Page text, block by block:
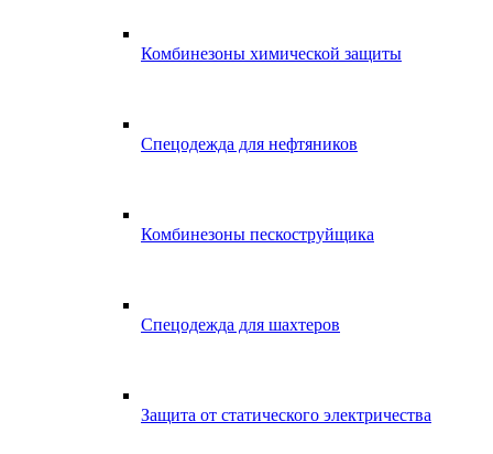
Комбинезоны химической защиты
Спецодежда для нефтяников
Комбинезоны пескоструйщика
Спецодежда для шахтеров
Защита от статического электричества